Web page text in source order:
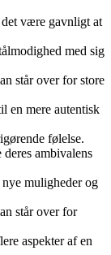
være gavnligt at
med sig
står over for store
en mere autentisk
følelse.
ambivalens
muligheder og
står over for
aspekter af en